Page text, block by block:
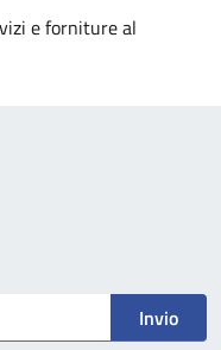
e forniture al
Invio